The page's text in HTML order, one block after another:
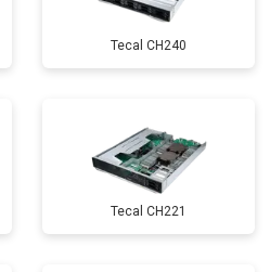
Tecal CH240
Tecal CH221